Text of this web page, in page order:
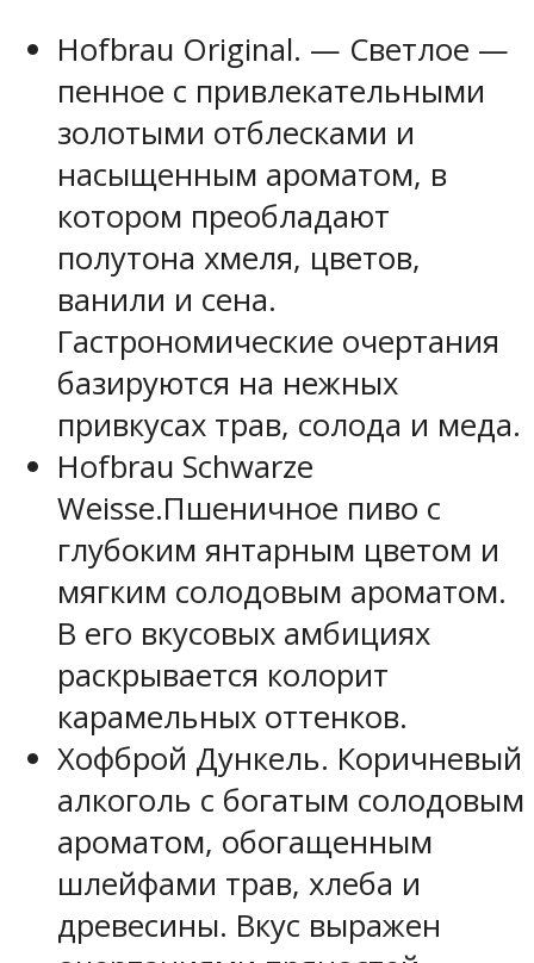
Hofbrau Original. — Светлое —
пенное с привлекательными
золотыми отблесками и
насыщенным ароматом, в
котором преобладают
полутона хмеля, цветов,
ванили и сена.
Гастрономические очертания
базируются на нежных
привкусах трав, солода и меда.
Hofbrau Schwarze
Weisse.Пшеничное пиво с
глубоким янтарным цветом и
мягким солодовым ароматом.
В его вкусовых амбициях
раскрывается колорит
карамельных оттенков.
Хофброй Дункель. Коричневый
алкоголь с богатым солодовым
ароматом, обогащенным
шлейфами трав, хлеба и
древесины. Вкус выражен